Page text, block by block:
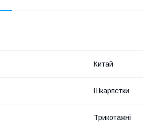
Китай
Шкарпетки
Трикотажні